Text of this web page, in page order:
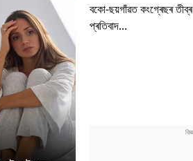
বকো-ছয়গাঁৱত কংগ্ৰেছৰ তীব্ৰ
প্ৰতিবাদ...